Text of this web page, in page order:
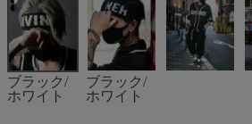
ブラック/
ホワイト
ブラック/
ホワイト